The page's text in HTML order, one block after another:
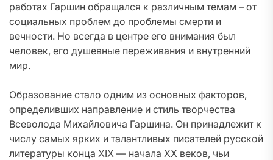
работах Гаршин обращался к различным темам – от
социальных проблем до проблемы смерти и
вечности. Но всегда в центре его внимания был
человек, его душевные переживания и внутренний
мир.
Образование стало одним из основных факторов,
определивших направление и стиль творчества
Всеволода Михайловича Гаршина. Он принадлежит к
числу самых ярких и талантливых писателей русской
литературы конца XIX — начала XX веков, чьи